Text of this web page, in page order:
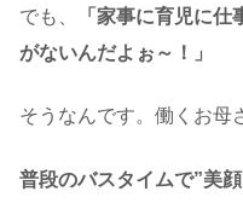
でも、
「家事に育児に
がないんだよぉ～！」
そうなんです。働くお母
普段のバスタイムで”美